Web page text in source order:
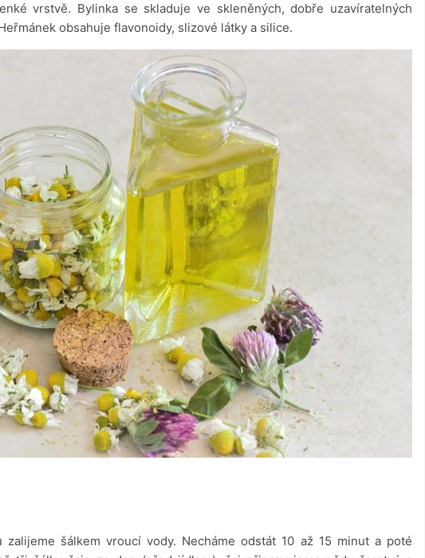
vrstvě. Bylinka se skladuje ve skleněných, dobře uzavíratelných
obsahuje flavonoidy, slizové látky a silice.
šálkem vroucí vody. Necháme odstát 10 až 15 minut a poté